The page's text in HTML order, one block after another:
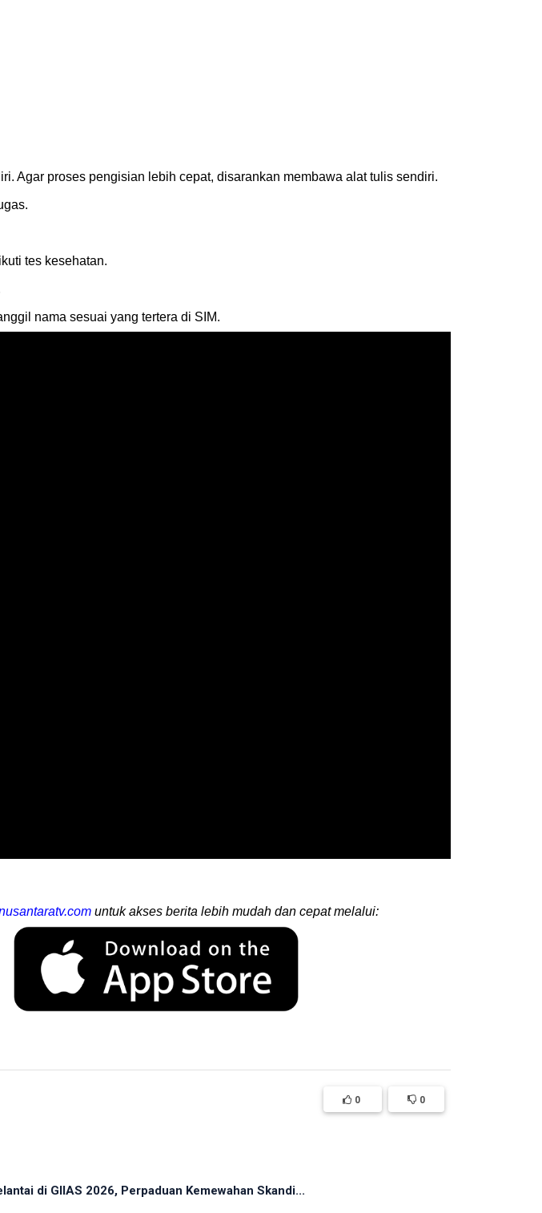
Agar proses pengisian lebih cepat, disarankan membawa alat tulis sendiri.
tes kesehatan.
nama sesuai yang tertera di SIM.
untuk akses berita lebih mudah dan cepat melalui:
0 0
di GIIAS 2026, Perpaduan Kemewahan Skandi...